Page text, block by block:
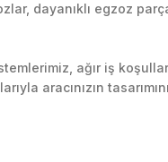
Yorum Yaz
dayanıklı egzoz
ağır iş
aracınızın